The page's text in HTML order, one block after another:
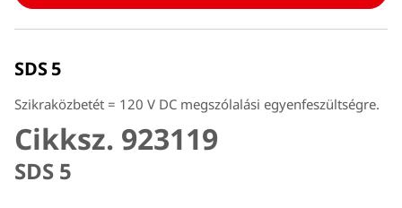
SDS 5
Szikraközbetét = 120 V DC megszólalási egyenfeszültségre.
Cikksz. 923119
SDS 5